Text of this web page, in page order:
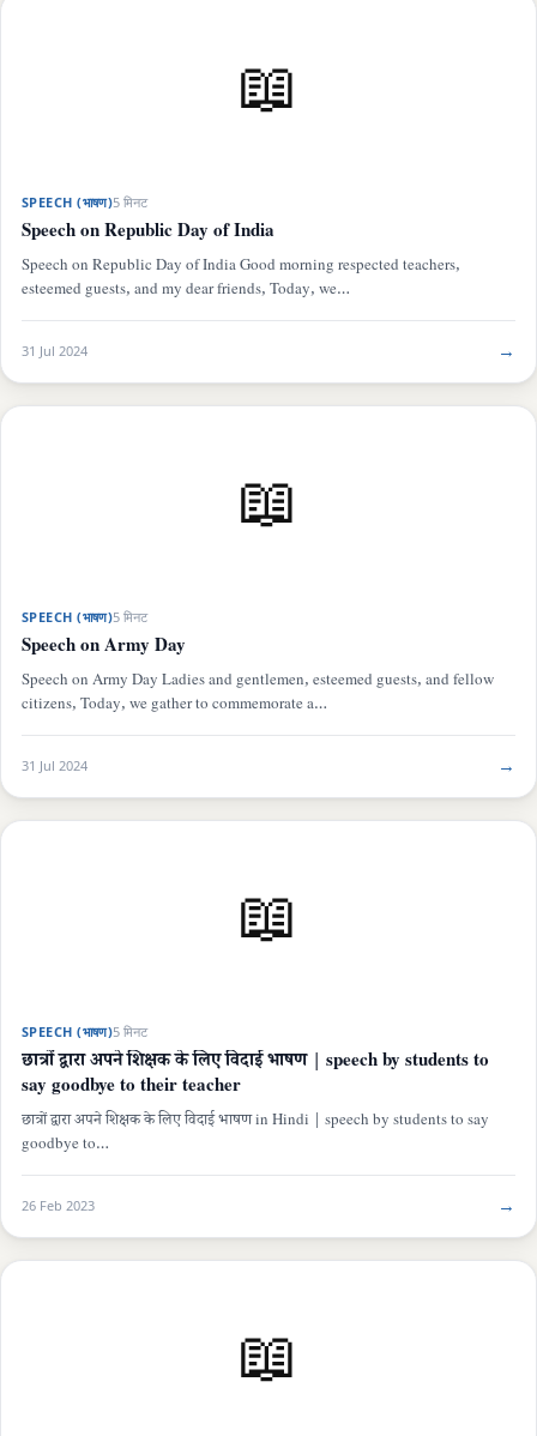
📖
SPEECH (भाषण)5 मिनट
Speech on Republic Day of India
Speech on Republic Day of India Good morning respected teachers,
esteemed guests, and my dear friends, Today, we…
31 Jul 2024 →
📖
SPEECH (भाषण)5 मिनट
Speech on Army Day
Speech on Army Day Ladies and gentlemen, esteemed guests, and fellow
citizens, Today, we gather to commemorate a…
31 Jul 2024 →
📖
SPEECH (भाषण)5 मिनट
छात्रों द्वारा अपने शिक्षक के लिए विदाई भाषण | speech by students to
say goodbye to their teacher
छात्रों द्वारा अपने शिक्षक के लिए विदाई भाषण in Hindi | speech by students to say
goodbye to…
26 Feb 2023 →
📖